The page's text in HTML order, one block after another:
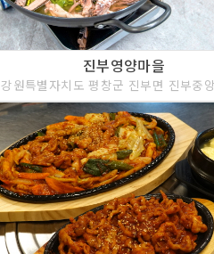
진부영양마을
강원특별자치도 평창군 진부면 진부중